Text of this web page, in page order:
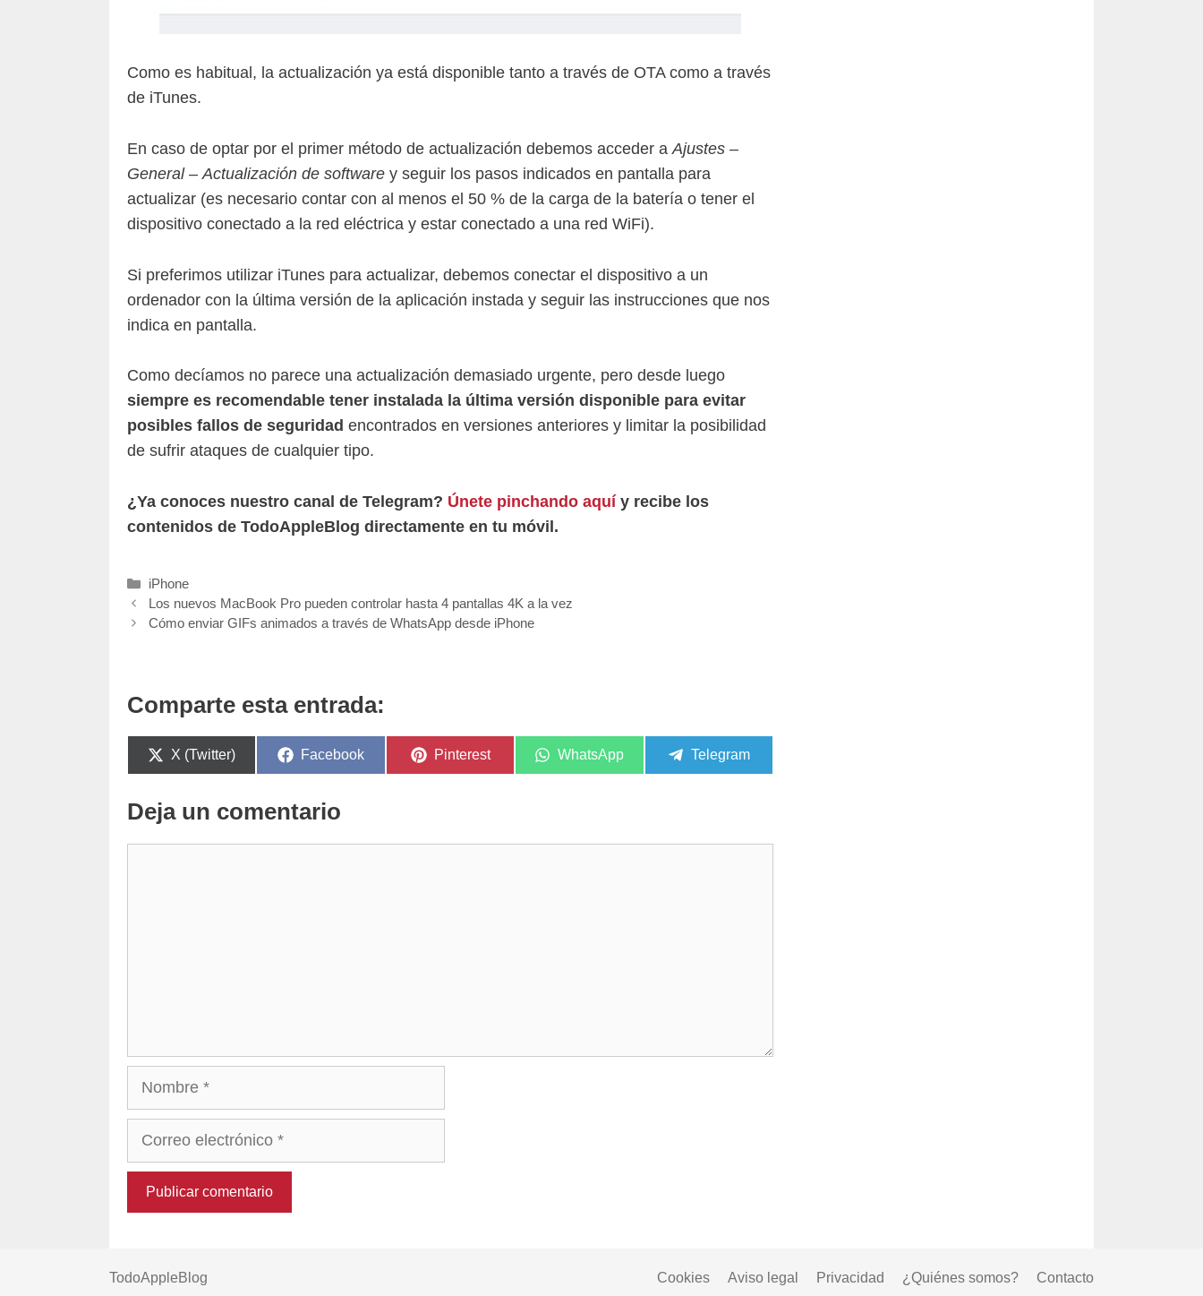
Como es habitual, la actualización ya está disponible tanto a través de OTA como a través
de iTunes.
En caso de optar por el primer método de actualización debemos acceder a Ajustes –
General– Actualización de software y seguir los pasos indicados en pantalla para
actualizar (es necesario contar con al menos el 50 % de la carga de la batería o tener el
dispositivo conectado a la red eléctrica y estar conectado a una red WiFi).
Si preferimos utilizar iTunes para actualizar, debemos conectar el dispositivo a un
ordenador con la última versión de la aplicación instada y seguir las instrucciones que nos
indica en pantalla.
Como decíamos no parece una actualización demasiado urgente, pero desde luego
siempre es recomendable tener instalada la última versión disponible para evitar
posibles fallos de seguridad encontrados en versiones anteriores y limitar la posibilidad
de sufrir ataques de cualquier tipo.
¿Ya conoces nuestro canal de Telegram? Únete pinchando aquí y recibe los
contenidos de TodoAppleBlog directamente en tu móvil.
Categorías
iPhone
Los nuevos MacBook Pro pueden controlar hasta 4 pantallas 4K a la vez
Cómo enviar GIFs animados a través de WhatsApp desde iPhone
Comparte esta entrada:
Compartir
X (Twitter)
Compartir
Facebook
Compartir
Pinterest
Compartir
WhatsApp
Compartir
Telegram
Deja un comentario
Nombre
Correo
Cookies Aviso legal Privacidad ¿Quiénes somos? Contacto
TodoAppleBlog